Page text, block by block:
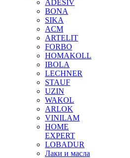
ADESIV
BONA
SIKA
ACM
ARTELIT
FORBO
HOMAKOLL
IBOLA
LECHNER
STAUF
UZIN
WAKOL
ARLOK
VINILAM
HOME
EXPERT
LOBADUR
Лаки и масла